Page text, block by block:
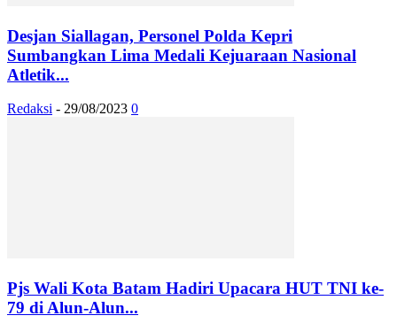
Desjan Siallagan, Personel Polda Kepri
Sumbangkan Lima Medali Kejuaraan Nasional
Atletik...
Redaksi - 29/08/2023 0
Pjs Wali Kota Batam Hadiri Upacara HUT TNI ke-
79 di Alun-Alun...